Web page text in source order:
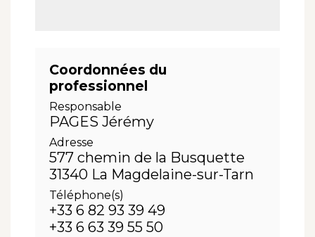
Coordonnées du
professionnel
Responsable
PAGES Jérémy
Adresse
577 chemin de la Busquette
31340 La Magdelaine-sur-Tarn
Téléphone(s)
+33 6 82 93 39 49
+33 6 63 39 55 50